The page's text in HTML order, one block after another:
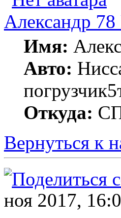
Александр 78
Имя:
Авто:
Откуда:
Вернуться к
ноя 2017,